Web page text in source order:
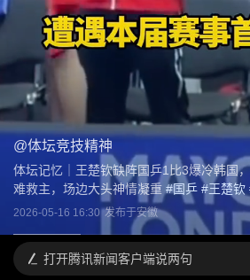
@体坛竞技精神
体坛记忆｜王楚钦缺阵国乒1比3爆冷韩国
难救主，场边大头神情凝重 #国乒 #王楚钦
2026-05-16 16:30 发布于安徽
打开腾讯新闻客户端说两句